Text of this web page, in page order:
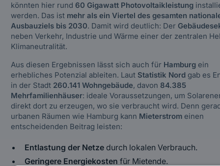
könnten hier rund 60 Gigawatt Photovoltaikleistung
werden. Das ist mehr als ein Viertel des gesamten
Ausbauziels bis 2030. Damit wird deutlich: Der
neben Verkehr, Industrie und Wärme einer der zentralen
Klimaneutralität.
Aus diesen Ergebnissen lässt sich auch für Hamburg ein
erhebliches Potenzial ableiten. Laut Statistik Nord gab es
in der Stadt 260.141 Wohngebäude, davon 84.385
Mehrfamilienhäuser: ideale Voraussetzungen, um
direkt dort zu erzeugen, wo sie verbraucht wird. Denn
urbanen Räumen wie Hamburg kann Mieterstrom einen
entscheidenden Beitrag leisten:
Entlastung der Netze durch lokalen Verbrauch.
Geringere Energiekosten für Mietende.